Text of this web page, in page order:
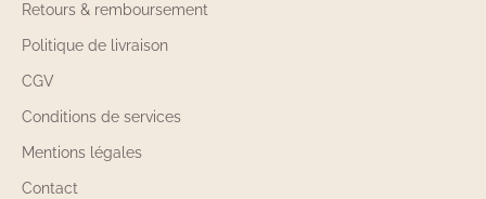
Retours & remboursement
Politique de livraison
CGV
Conditions de services
Mentions légales
Contact